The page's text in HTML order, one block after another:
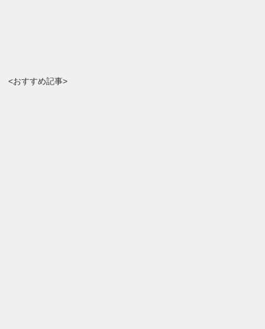
<おすすめ記事>